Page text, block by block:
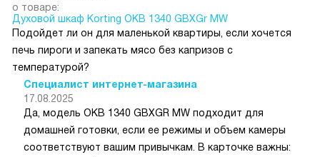
о товаре:
Духовой шкаф Korting OKB 1340 GBXGr MW
Подойдет ли он для маленькой квартиры, если хочется
печь пироги и запекать мясо без капризов с
температурой?
Специалист интернет-магазина
17.08.2025
Да, модель OKB 1340 GBXGR MW подходит для
домашней готовки, если ее режимы и объем камеры
соответствуют вашим привычкам. В карточке важны: